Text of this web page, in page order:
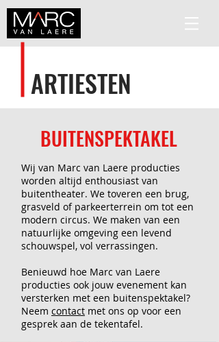
ARTIESTEN
BUITENSPEKTAKEL
Wij van Marc van Laere producties
worden altijd enthousiast van
buitentheater. We toveren een brug,
grasveld of parkeerterrein om tot een
modern circus. We maken van een
natuurlijke omgeving een levend
schouwspel, vol verrassingen.
Benieuwd hoe Marc van Laere
producties ook jouw evenement kan
versterken met een buitenspektakel?
Neem contact met ons op voor een
gesprek aan de tekentafel.